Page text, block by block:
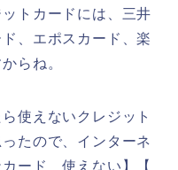
トカードには、三井
、エポスカード、楽
らね。
使えないクレジット
たので、インターネ
ード 使えない】【